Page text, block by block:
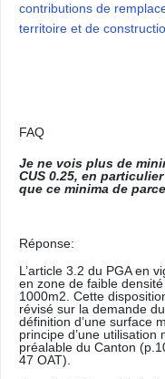
contributions de
territoire et de
FAQ
Je ne vois plus de
CUS 0.25, en
que ce minima de
Réponse:
L’article 3.2 du PGA en
en zone de faible
1000m2. Cette
révisé sur la demande
définition d’une surface
principe d’une utilisation
préalable du Canton
47 OAT).